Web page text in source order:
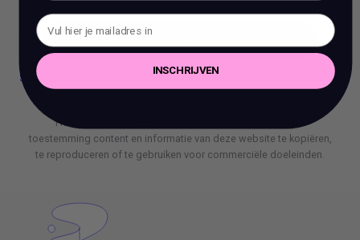
BOEK EEN 70 MIN CONSULT
Het is verboden om zonder voorafgaande schriftelijke
toestemming content en informatie van deze website te kopiëren,
te reproduceren of te gebruiken voor commerciële doeleinden.
INSCHRIJVEN